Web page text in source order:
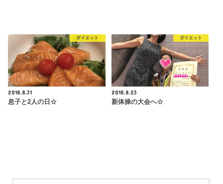
ダイエット
2018.8.31
息子と2人の日☆
ダイエット
2018.8.23
新体操の大会へ☆